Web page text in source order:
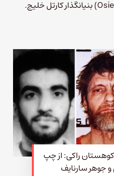
کوهستان راکی: از چپ
جوهر سارنایف